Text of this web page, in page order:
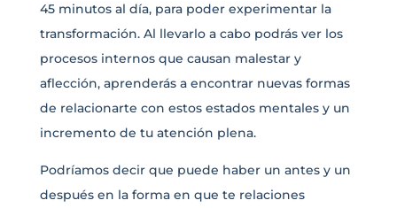
45 minutos al día, para poder experimentar la
transformación. Al llevarlo a cabo podrás ver los
procesos internos que causan malestar y
aflección, aprenderás a encontrar nuevas formas
de relacionarte con estos estados mentales y un
incremento de tu atención plena.
Podríamos decir que puede haber un antes y un
después en la forma en que te relaciones